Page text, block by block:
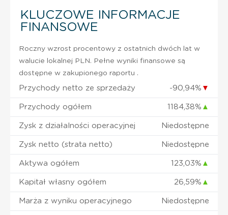
KLUCZOWE INFORMACJE
FINANSOWE
Roczny wzrost procentowy z ostatnich dwóch lat w
walucie lokalnej PLN. Pełne wyniki finansowe są
dostępne w zakupionego raportu .
Przychody netto ze sprzedaży -90,94% ▼
Przychody ogółem 1184,38% ▲
Zysk z działalności operacyjnej Niedostępne
Zysk netto (strata netto) Niedostępne
Aktywa ogółem 123,03% ▲
Kapitał własny ogółem 26,59% ▲
Marża z wyniku operacyjnego Niedostępne